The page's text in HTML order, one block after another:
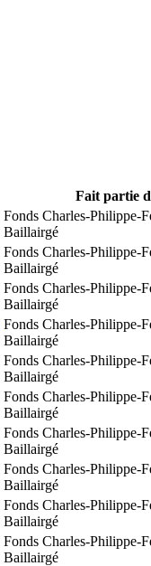
Fait partie
Fonds Charles-Philippe-
Baillairgé
Fonds Charles-Philippe-
Baillairgé
Fonds Charles-Philippe-
Baillairgé
Fonds Charles-Philippe-
Baillairgé
Fonds Charles-Philippe-
Baillairgé
Fonds Charles-Philippe-
Baillairgé
Fonds Charles-Philippe-
Baillairgé
Fonds Charles-Philippe-
Baillairgé
Fonds Charles-Philippe-
Baillairgé
Fonds Charles-Philippe-
Baillairgé